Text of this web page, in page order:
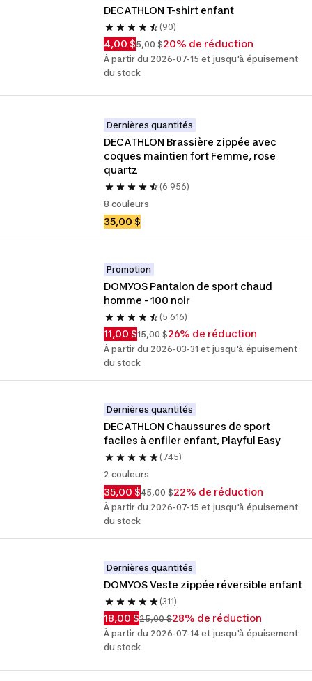
DECATHLON T-shirt enfant
(90)
4,00 $5,00 $20% de réduction
À partir du 2026-07-15 et jusqu'à épuisement
du stock
Dernières quantités
DECATHLON Brassière zippée avec
coques maintien fort Femme, rose
quartz
(6 956)
8 couleurs
35,00 $
Promotion
DOMYOS Pantalon de sport chaud
homme - 100 noir
(5 616)
11,00 $15,00 $26% de réduction
À partir du 2026-03-31 et jusqu'à épuisement
du stock
Dernières quantités
DECATHLON Chaussures de sport
faciles à enfiler enfant, Playful Easy
(745)
2 couleurs
35,00 $45,00 $22% de réduction
À partir du 2026-07-15 et jusqu'à épuisement
du stock
Dernières quantités
DOMYOS Veste zippée réversible enfant
(311)
18,00 $25,00 $28% de réduction
À partir du 2026-07-14 et jusqu'à épuisement
du stock